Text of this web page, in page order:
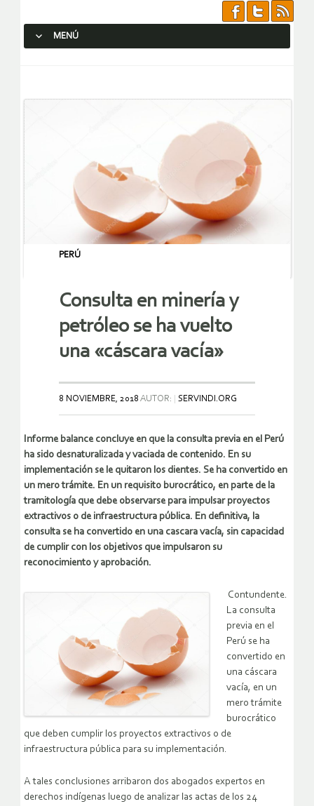
MENÚ
PERÚ
Consulta en minería y
petróleo se ha vuelto
una «cáscara vacía»
8 NOVIEMBRE, 2018 AUTOR: SERVINDI.ORG
Informe balance concluye en que la consulta previa en el Perú
ha sido desnaturalizada y vaciada de contenido. En su
implementación se le quitaron los dientes. Se ha convertido en
un mero trámite. En un requisito burocrático, en parte de la
tramitología que debe observarse para impulsar proyectos
extractivos o de infraestructura pública. En definitiva, la
consulta se ha convertido en una cascara vacía, sin capacidad
de cumplir con los objetivos que impulsaron su
reconocimiento y aprobación.
Contundente.
La consulta
previa en el
Perú se ha
convertido en
una cáscara
vacía, en un
mero trámite
burocrático
que deben cumplir los proyectos extractivos o de
infraestructura pública para su implementación.
A tales conclusiones arribaron dos abogados expertos en
derechos indígenas luego de analizar las actas de los 24